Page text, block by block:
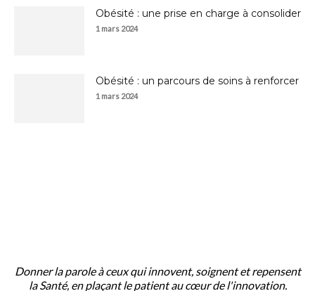
Obésité : une prise en charge à consolider
1 mars 2024
Obésité : un parcours de soins à renforcer
1 mars 2024
Donner la parole à ceux qui innovent, soignent et repensent
la Santé, en plaçant le patient au cœur de l'innovation.